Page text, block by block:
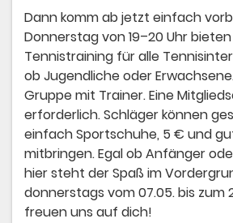
Dann komm ab jetzt einfach
Donnerstag von 19–20 Uhr
Tennistraining für alle
ob Jugendliche oder
Gruppe mit Trainer. Eine
erforderlich. Schläger können
einfach Sportschuhe, 5 € und
mitbringen. Egal ob Anfänger
hier steht der Spaß im
donnerstags vom 07.05. bis zum
freuen uns auf dich!